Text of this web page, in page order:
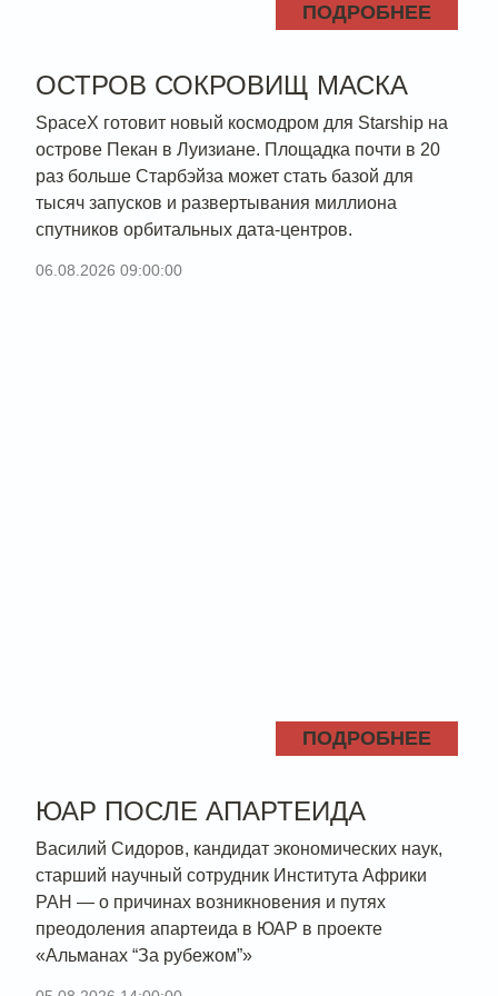
ПОДРОБНЕЕ
ОСТРОВ СОКРОВИЩ МАСКА
SpaceX готовит новый космодром для Starship на
острове Пекан в Луизиане. Площадка почти в 20
раз больше Старбэйза может стать базой для
тысяч запусков и развертывания миллиона
спутников орбитальных дата-центров.
06.08.2026 09:00:00
ПОДРОБНЕЕ
ЮАР ПОСЛЕ АПАРТЕИДА
Василий Сидоров, кандидат экономических наук,
старший научный сотрудник Института Африки
РАН — о причинах возникновения и путях
преодоления апартеида в ЮАР в проекте
«Альманах “За рубежом”»